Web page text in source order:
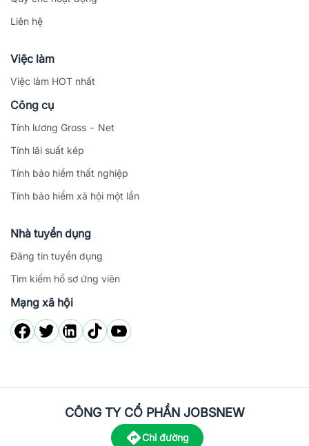
Liên hệ
Việc làm
Việc làm HOT nhất
Công cụ
Tính lương Gross - Net
Tính lãi suất kép
Tính bảo hiểm thất nghiệp
Tính bảo hiểm xã hội một lần
Nhà tuyển dụng
Đăng tin tuyển dụng
Tìm kiếm hồ sơ ứng viên
Mạng xã hội
CÔNG TY CỔ PHẦN JOBSNEW
Chỉ đường